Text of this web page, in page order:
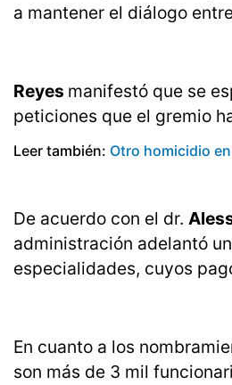
a mantener el diálogo
Reyes manifestó que se
peticiones que el gremio
Leer también: Otro homicidio
De acuerdo con el dr.
administración adelantó
especialidades, cuyos
En cuanto a los
son más de 3 mil